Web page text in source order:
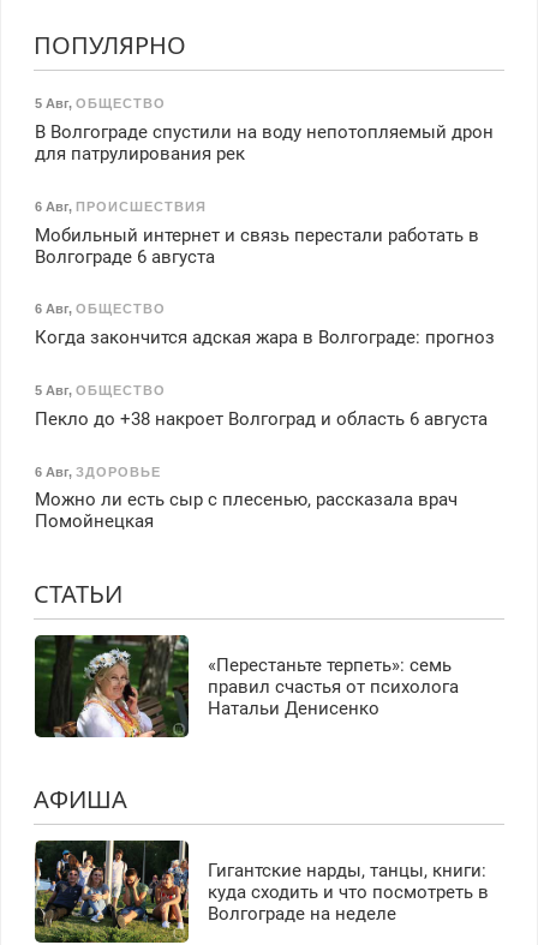
ПОПУЛЯРНО
5 Авг, ОБЩЕСТВО
В Волгограде спустили на воду непотопляемый дрон
для патрулирования рек
6 Авг, ПРОИСШЕСТВИЯ
Мобильный интернет и связь перестали работать в
Волгограде 6 августа
6 Авг, ОБЩЕСТВО
Когда закончится адская жара в Волгограде: прогноз
5 Авг, ОБЩЕСТВО
Пекло до +38 накроет Волгоград и область 6 августа
6 Авг, ЗДОРОВЬЕ
Можно ли есть сыр с плесенью, рассказала врач
Помойнецкая
СТАТЬИ
«Перестаньте терпеть»: семь
правил счастья от психолога
Натальи Денисенко
АФИША
Гигантские нарды, танцы, книги:
куда сходить и что посмотреть в
Волгограде на неделе